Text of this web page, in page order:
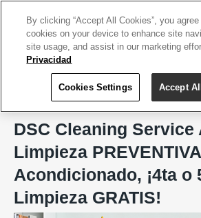
DSC Cleaning Service Air Corp
DSC Cleaning Service
Limpieza
Acondicionado, ¡4ta o
Limpieza GRATIS!
By clicking “Accept All Cookies”, you
cookies on your device to enhance site
site usage, and assist in our marketing
Privacidad
Cookies Settings Accept